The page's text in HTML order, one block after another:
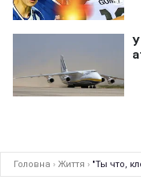
Головна › Життя › "Ты что,